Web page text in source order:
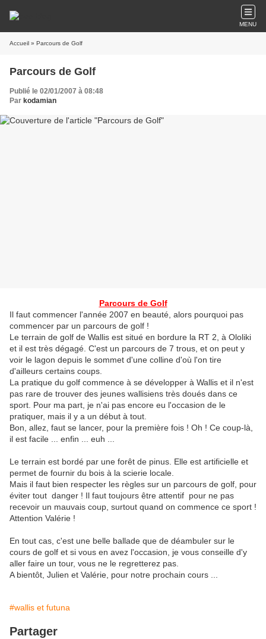
MENU
Accueil » Parcours de Golf
Parcours de Golf
Publié le 02/01/2007 à 08:48
Par kodamian
Parcours de Golf
Il faut commencer l'année 2007 en beauté, alors pourquoi pas
commencer par un parcours de golf !
Le terrain de golf de Wallis est situé en bordure la RT 2, à Ololiki
et il est très dégagé. C'est un parcours de 7 trous, et on peut y
voir le lagon depuis le sommet d'une colline d'où l'on tire
d'ailleurs certains coups.
La pratique du golf commence à se développer à Wallis et il n'est
pas rare de trouver des jeunes wallisiens très doués dans ce
sport. Pour ma part, je n'ai pas encore eu l'occasion de le
pratiquer, mais il y a un début à tout.
Bon, allez, faut se lancer, pour la première fois ! Oh ! Ce coup-là,
il est facile ... enfin ... euh ...
Le terrain est bordé par une forêt de pinus. Elle est artificielle et
permet de fournir du bois à la scierie locale.
Mais il faut bien respecter les règles sur un parcours de golf, pour
éviter tout danger ! Il faut toujours être attentif pour ne pas
recevoir un mauvais coup, surtout quand on commence ce sport !
Attention Valérie !
En tout cas, c'est une belle ballade que de déambuler sur le
cours de golf et si vous en avez l'occasion, je vous conseille d'y
aller faire un tour, vous ne le regretterez pas.
A bientôt, Julien et Valérie, pour notre prochain cours ...
#wallis et futuna
Partager